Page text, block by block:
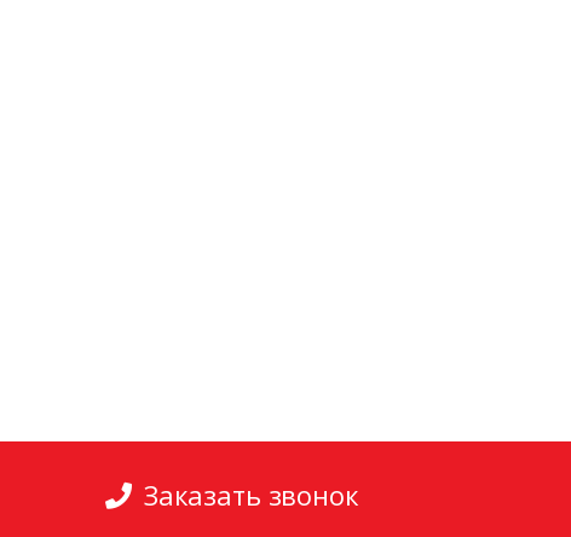
Заказать звонок